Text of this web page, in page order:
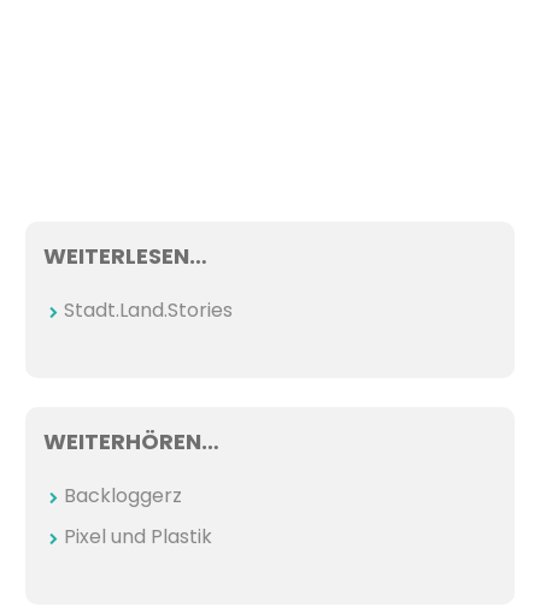
WEITERLESEN…
Stadt.Land.Stories
WEITERHÖREN…
Backloggerz
Pixel und Plastik